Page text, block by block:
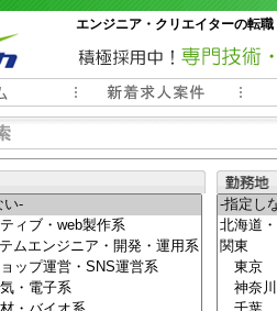
エンジニア・クリエイターの転
常時3000件以上の求人情報掲載中